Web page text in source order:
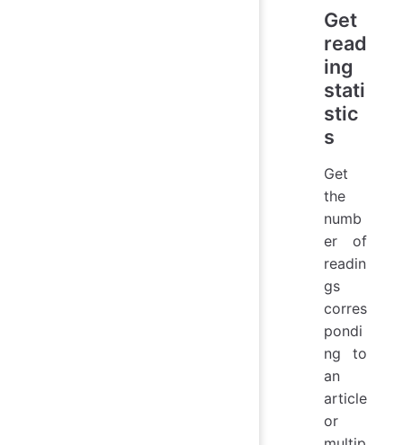
Get
read
ing
stati
stic
s
Get
the
numb
er of
readin
gs
corres
pondi
ng to
an
article
or